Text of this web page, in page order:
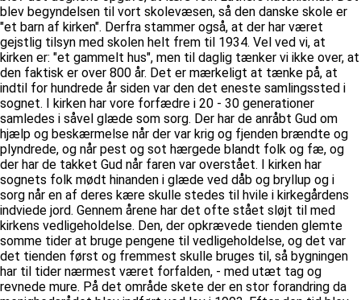
blev begyndelsen til vort skolevæsen, så den danske skole er
"et barn af kirken". Derfra stammer også, at der har været
gejstlig tilsyn med skolen helt frem til 1934. Vel ved vi, at
kirken er: "et gammelt hus", men til daglig tænker vi ikke over, at
den faktisk er over 800 år. Det er mærkeligt at tænke på, at
indtil for hundrede år siden var den det eneste samlingssted i
sognet. I kirken har vore forfædre i 20 - 30 generationer
samledes i såvel glæde som sorg. Der har de anråbt Gud om
hjælp og beskærmelse når der var krig og fjenden brændte og
plyndrede, og når pest og sot hærgede blandt folk og fæ, og
der har de takket Gud når faren var overstået. I kirken har
sognets folk mødt hinanden i glæde ved dåb og bryllup og i
sorg når en af deres kære skulle stedes til hvile i kirkegårdens
indviede jord. Gennem årene har det ofte stået sløjt til med
kirkens vedligeholdelse. Den, der opkrævede tienden glemte
somme tider at bruge pengene til vedligeholdelse, og det var
det tienden først og fremmest skulle bruges til, så bygningen
har til tider nærmest været forfalden, - med utæt tag og
revnede mure. På det område skete der en stor forandring da